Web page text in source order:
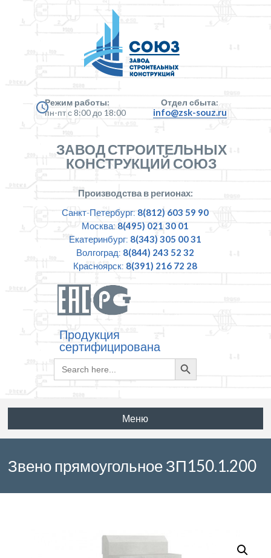
Режим работы:
пн-пт с 8:00 до 18:00
Отдел сбыта:
info@zsk-souz.ru
ЗАВОД СТРОИТЕЛЬНЫХ
КОНСТРУКЦИЙ СОЮЗ
Производства в регионах:
Санкт-Петербург: 8(812) 603 59 90
Москва: 8(495) 021 30 01
Екатеринбург: 8(343) 305 00 31
Волгоград: 8(844) 243 52 32
Красноярск: 8(391) 216 72 28
Продукция
сертифицирована
Search
for:
Search
Button
Меню
Звено прямоугольное ЗП150.1.200